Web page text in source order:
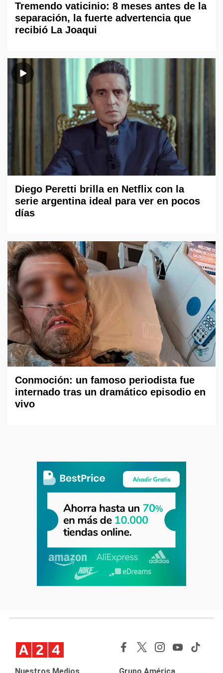
Tremendo vaticinio: 8 meses antes de la
separación, la fuerte advertencia que
recibió La Joaqui
Diego Peretti brilla en Netflix con la
serie argentina ideal para ver en pocos
días
Conmoción: un famoso periodista fue
internado tras un dramático episodio en
vivo
Nuestros Medios Grupo América